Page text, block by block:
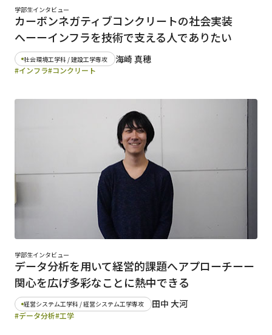
学部生インタビュー
カーボンネガティブコンクリートの社会実装
へーーインフラを技術で支える人でありたい
社会環境工学科 / 建設工学専攻 海崎 真穂
#インフラ#コンクリート
学部生インタビュー
データ分析を用いて経営的課題へアプローチーー
関心を広げ多彩なことに熱中できる
経営システム工学科 / 経営システム工学専攻 田中 大河
#データ分析#工学